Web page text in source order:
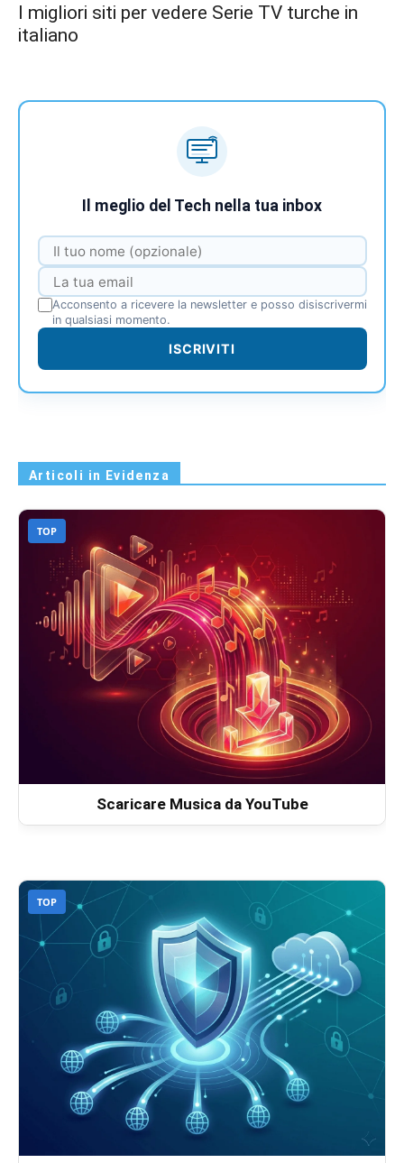
I migliori siti per vedere Serie TV turche in
italiano
Il meglio del Tech nella tua inbox
Acconsento a ricevere la newsletter e posso disiscrivermi
in qualsiasi momento.
ISCRIVITI
Articoli in Evidenza
TOP
Scaricare Musica da YouTube
TOP